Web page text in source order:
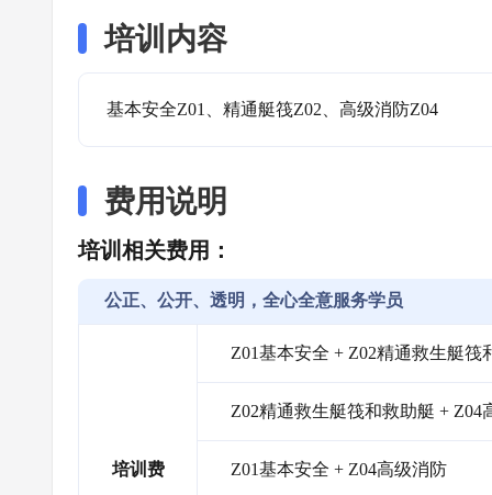
培训内容
基本安全Z01、精通艇筏Z02、高级消防Z04
费用说明
培训相关费用：
公正、公开、透明，全心全意服务学员
培训费
Z01基本安全 + Z02精通救生艇筏
Z02精通救生艇筏和救助艇 + Z04
Z01基本安全 + Z04高级消防